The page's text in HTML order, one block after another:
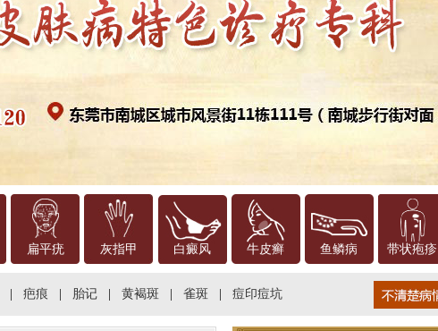
扁平疣 灰指甲 白癜风 牛皮癣 鱼鳞病 带状疱疹
疤痕 胎记 黄褐斑 雀斑 痘印痘坑